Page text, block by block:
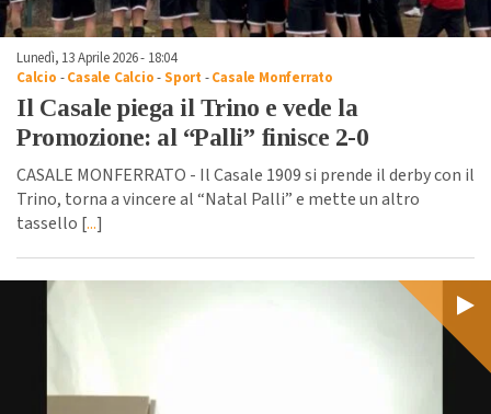
Lunedì, 13 Aprile 2026 - 18:04
Calcio -Casale Calcio-Sport -Casale Monferrato
Il Casale piega il Trino e vede la
Promozione: al “Palli” finisce 2-0
CASALE MONFERRATO - Il Casale 1909 si prende il derby con il
Trino, torna a vincere al “Natal Palli” e mette un altro
tassello [...]